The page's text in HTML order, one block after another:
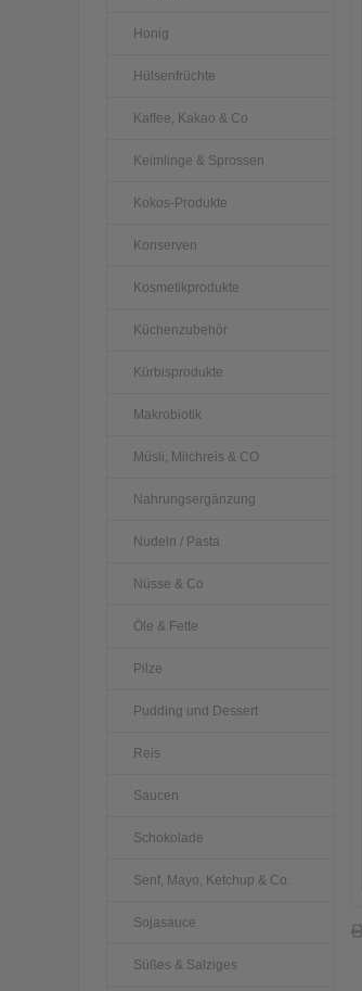
Honig
Hülsenfrüchte
Kaffee, Kakao & Co
Keimlinge & Sprossen
Kokos-Produkte
Konserven
Kosmetikprodukte
Küchenzubehör
Kürbisprodukte
Makrobiotik
Müsli, Milchreis & CO
Nahrungsergänzung
Nudeln / Pasta
Nüsse & Co
Öle & Fette
Pilze
Pudding und Dessert
Reis
Saucen
Schokolade
Senf, Mayo, Ketchup & Co.
Sojasauce
Süßes & Salziges